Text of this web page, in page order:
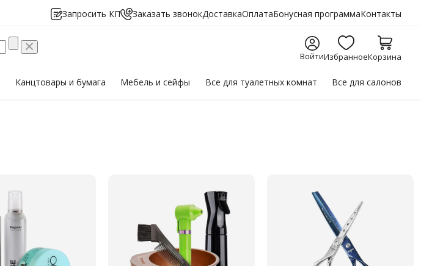
Запросить КП Заказать звонокДоставкаОплатаБонусная программаКонтакты
ВойтиИзбранноеКорзина
Канцтовары и бумага Мебельи сейфы Все для туалетных комнат Все для салонов